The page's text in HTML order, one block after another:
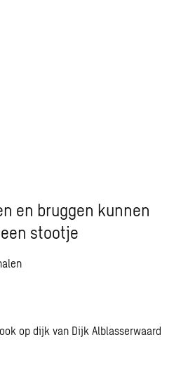
en bruggen kunnen
stootje